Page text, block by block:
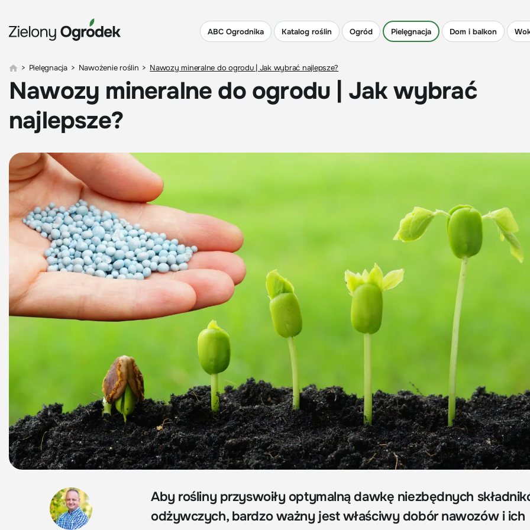
ABC Ogrodnika Katalog roślin Ogród Pielęgnacja Dom i balkon
> Pielęgnacja > Nawożenie roślin > Nawozy mineralne do ogrodu | Jak wybrać najlepsze?
Nawozy mineralne do ogrodu | Jak wybrać
najlepsze?
Aby rośliny przyswoiły optymalną dawkę niezbędnych
odżywczych, bardzo ważny jest właściwy dobór nawozów i ich